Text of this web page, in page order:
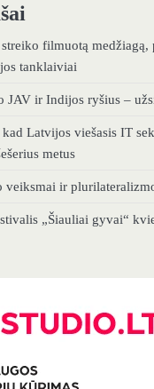
filmuotą medžiagą,
tanklaiviai
JAV ir Indijos ryšius –
Latvijos viešasis IT
metus
veiksmai ir
„Šiauliai gyvai“